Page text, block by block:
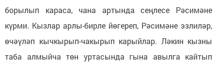
борылып караса, чана артында сеңлесе Рәсимәне
күрми. Кызлар арлы-бирле йөгереп, Рәсимәне эзлиләр,
өчәүләп кычкырып-чакырып карыйлар. Ләкин кызны
таба алмыйча төн уртасында гына авылга кайтып